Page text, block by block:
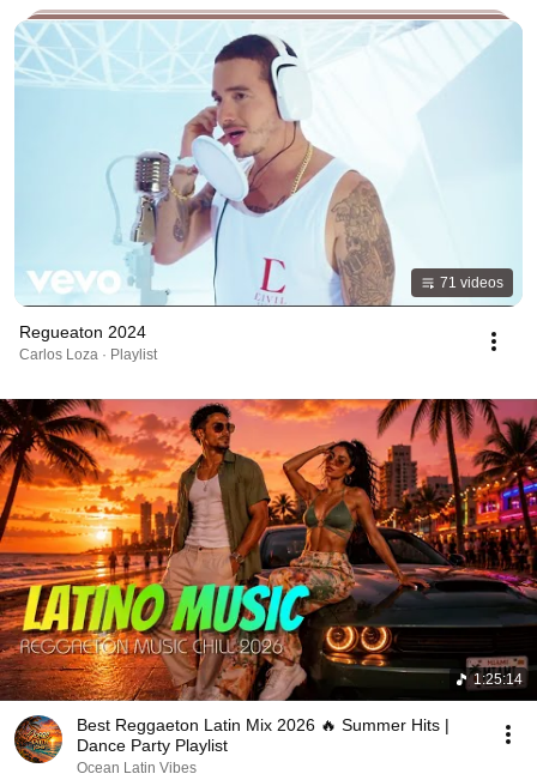
71 videos
Regueaton 2024
Carlos Loza · Playlist
1:25:14
Best Reggaeton Latin Mix 2026 🔥 Summer Hits |
Dance Party Playlist
Ocean Latin Vibes